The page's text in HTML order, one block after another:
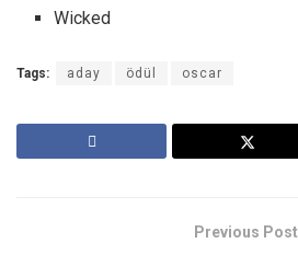
Wicked
Tags: aday ödül oscar
Previous Post